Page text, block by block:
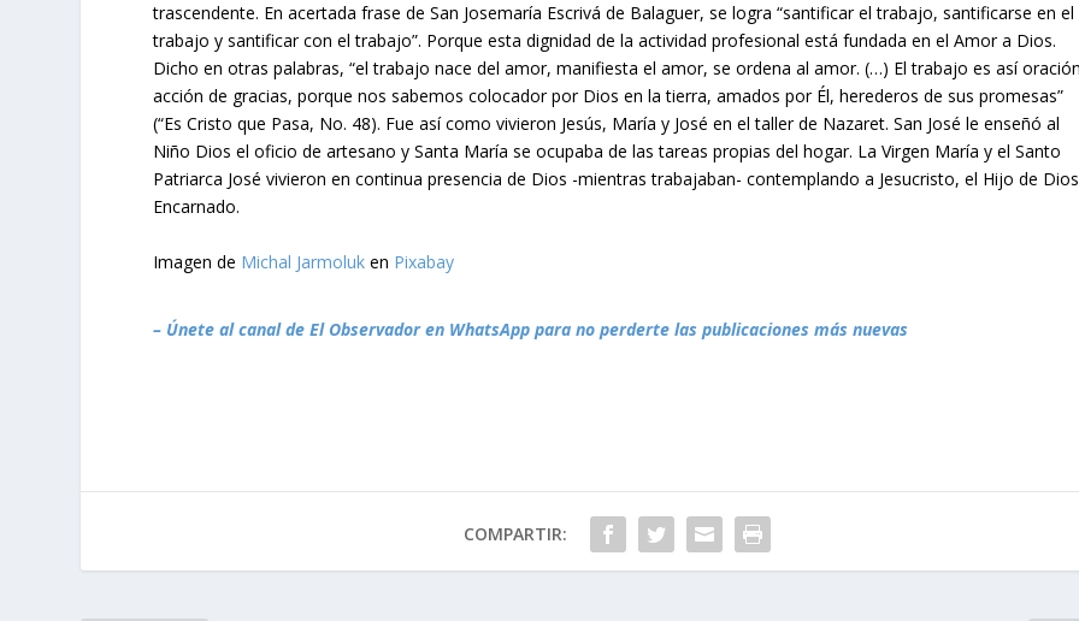
trascendente. En acertada frase de San Josemaría Escrivá de Balaguer, se logra “santificar el trabajo, santificarse en el
trabajo y santificar con el trabajo”. Porque esta dignidad de la actividad profesional está fundada en el Amor a Dios.
Dicho en otras palabras, “el trabajo nace del amor, manifiesta el amor, se ordena al amor. (…) El trabajo es así
acción de gracias, porque nos sabemos colocador por Dios en la tierra, amados por Él, herederos de sus promesas”
(“Es Cristo que Pasa, No. 48). Fue así como vivieron Jesús, María y José en el taller de Nazaret. San José le enseñó al
Niño Dios el oficio de artesano y Santa María se ocupaba de las tareas propias del hogar. La Virgen María y el Santo
Patriarca José vivieron en continua presencia de Dios -mientras trabajaban- contemplando a Jesucristo, el Hijo de Dios
Encarnado.
Imagen de Michal Jarmoluk en Pixabay
– Únete al canal de El Observador en WhatsApp para no perderte las publicaciones más nuevas
COMPARTIR: